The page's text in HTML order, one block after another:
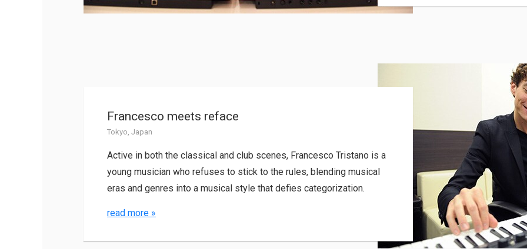
Francesco meets reface
Tokyo, Japan
Active in both the classical and club scenes, Francesco Tristano is a
young musician who refuses to stick to the rules, blending musical
eras and genres into a musical style that defies categorization.
read more »